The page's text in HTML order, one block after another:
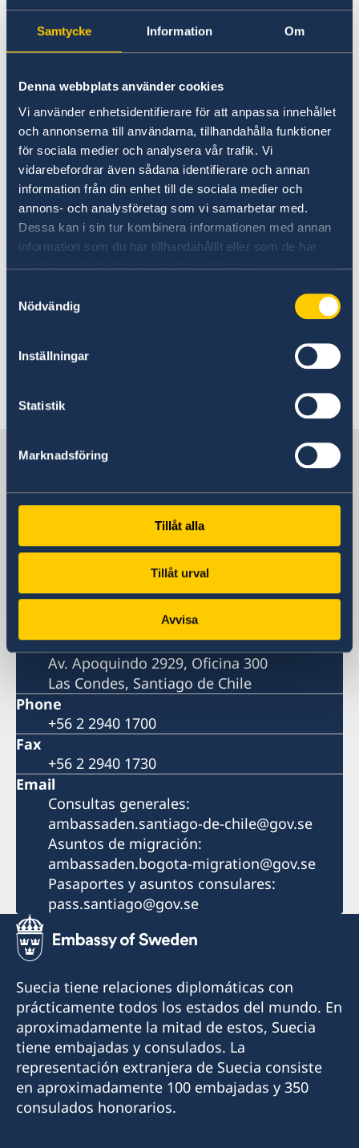
Samtycke Information Om
Denna webbplats använder cookies
Vi använder enhetsidentifierare för att anpassa innehållet
och annonserna till användarna, tillhandahålla funktioner
för sociala medier och analysera vår trafik. Vi
vidarebefordrar även sådana identifierare och annan
information från din enhet till de sociala medier och
annons- och analysföretag som vi samarbetar med.
Dessa kan i sin tur kombinera informationen med annan
information som du har tillhandahållit eller som de har
samlat in när du har använt deras tjänster.
Nödvändig
Inställningar
Statistik
Marknadsföring
Tillåt alla
Tillåt urval
Avvisa
La embajada sin drop-in asuntos
migratorios
28 abr 2025
Central telefónica fuera de servicio
10 abr 2025
La embajada estará cerrada el
viernes 18 de abril y el lunes 21 de
abril
13 mar 2025
La embajada sin atención presencial
viernes 21 de marzo
« 1 2
Suecia en Chile
Embajada de Suecia
Visiting address
Av. Apoquindo 2929, piso 3
Las Condes, Santiago de Chile
(Metro más cercano: Tobalaba o El Golf)
Embajada de Suecia
Av. Apoquindo 2929, Oficina 300
Las Condes, Santiago de Chile
Phone
+56 2 2940 1700
Fax
+56 2 2940 1730
Email
Consultas generales:
ambassaden.santiago-de-chile@gov.se
Asuntos de migración:
ambassaden.bogota-migration@gov.se
Pasaportes y asuntos consulares:
pass.santiago@gov.se
Suecia tiene relaciones diplomáticas con
prácticamente todos los estados del mundo. En
aproximadamente la mitad de estos, Suecia
tiene embajadas y consulados. La
representación extranjera de Suecia consiste
en aproximadamente 100 embajadas y 350
consulados honorarios.